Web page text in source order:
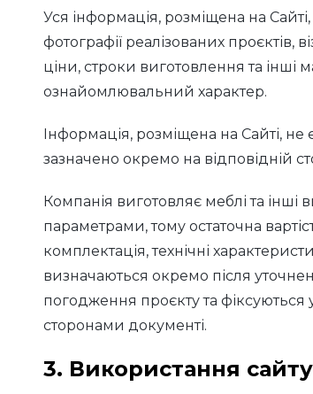
Уся інформація, розміщена на
фотографії реалізованих проєктів,
ціни, строки виготовлення та
ознайомлювальний характер.
Інформація, розміщена на Сайті,
зазначено окремо на відповідній
Компанія виготовляє меблі та
параметрами, тому остаточна
комплектація, технічні
визначаються окремо після
погодження проєкту та
сторонами документі.
3. Використання сайту